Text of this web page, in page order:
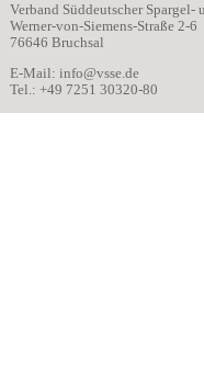
Verband Süddeutscher Spargel-
Werner-von-Siemens-Straße 2-6
76646 Bruchsal
E-Mail: info@vsse.de
Tel.: +49 7251 30320-80